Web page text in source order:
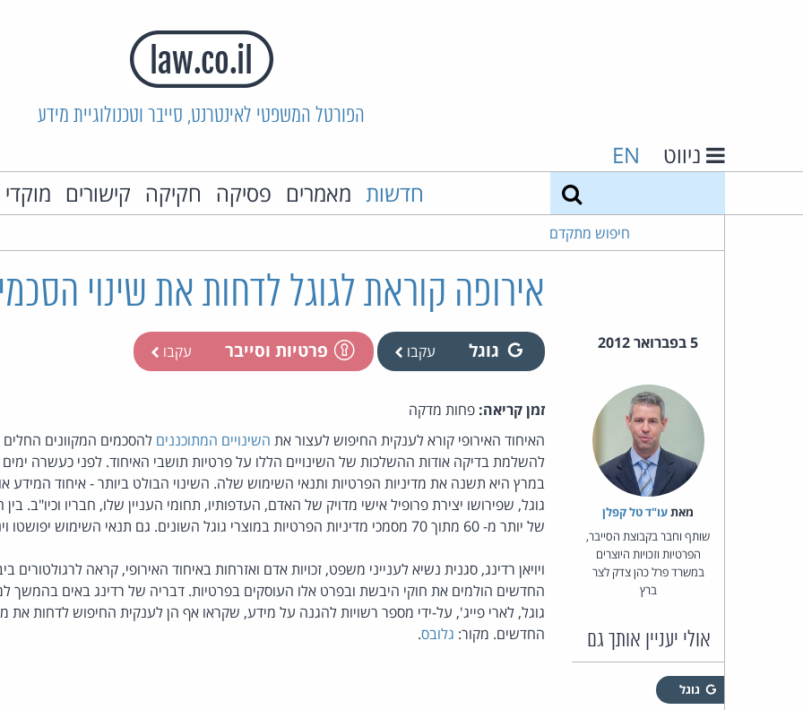
הפורטל המשפטי לאינטרנט, סייבר וטכנולוגיית מידע
ניווט EN
חדשות מאמרים פסיקה חקיקה קישורים
חיפוש מתקדם
אירופה קוראת לגוגל לדחות את שינוי
5 בפברואר 2012 גוגל עקבו פרטיות וסייבר עקבו
מאת‏עו"ד טל קפלן
שותף וחבר בקבוצת הסייבר,
הפרטיות וזכויות היוצרים
במשרד פרל כהן צדק לצר
ברץ
אולי יעניין אותך גם
גוגל
זמן קריאה: פחות מדקה
האיחוד האירופי קורא לענקית החיפוש לעצור את השינויים המתוכננים להסכמים המקוונים
להשלמת בדיקה אודות ההשלכות של השינויים הללו על פרטיות תושבי האיחוד. לפני כעשרה ימים
במרץ היא תשנה את מדיניות הפרטיות ותנאי השימוש שלה. השינוי הבולט ביותר - איחוד המידע
גוגל, שפירושו יצירת פרופיל אישי מדויק של האדם, העדפותיו, תחומי העניין שלו, חבריו וכיו"ב. בין
של יותר מ- 60 מתוך 70 מסמכי מדיניות הפרטיות במוצרי גוגל השונים. גם תנאי השימוש יפושטו וינוסחו באופן ידידותי יותר.
ויויאן רדינג, סגנית נשיא לענייני משפט, זכויות אדם ואזרחות באיחוד האירופי, קראה לרגולטורים
החדשים הולמים את חוקי היבשת ובפרט אלו העוסקים בפרטיות. דבריה של רדינג באים
גוגל, לארי פייג', על-ידי מספר רשויות להגנה על מידע, שקראו אף הן לענקית החיפוש לדחות
החדשים. מקור: גלובס.